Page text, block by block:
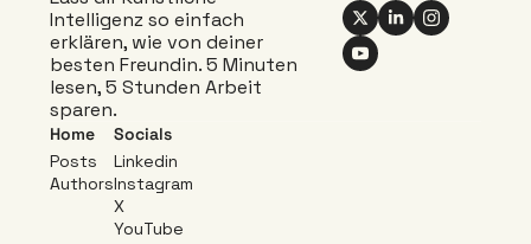
Intelligenz so einfach
erklären, wie von deiner
besten Freundin. 5 Minuten
lesen, 5 Stunden Arbeit
sparen.
Home
Posts
Authors
Socials
Linkedin
Instagram
X
YouTube